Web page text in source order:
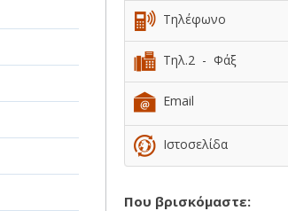
Τηλέφωνο
Τηλ.2 - Φάξ
Email
Ιστοσελίδα
Που βρισκόμαστε: